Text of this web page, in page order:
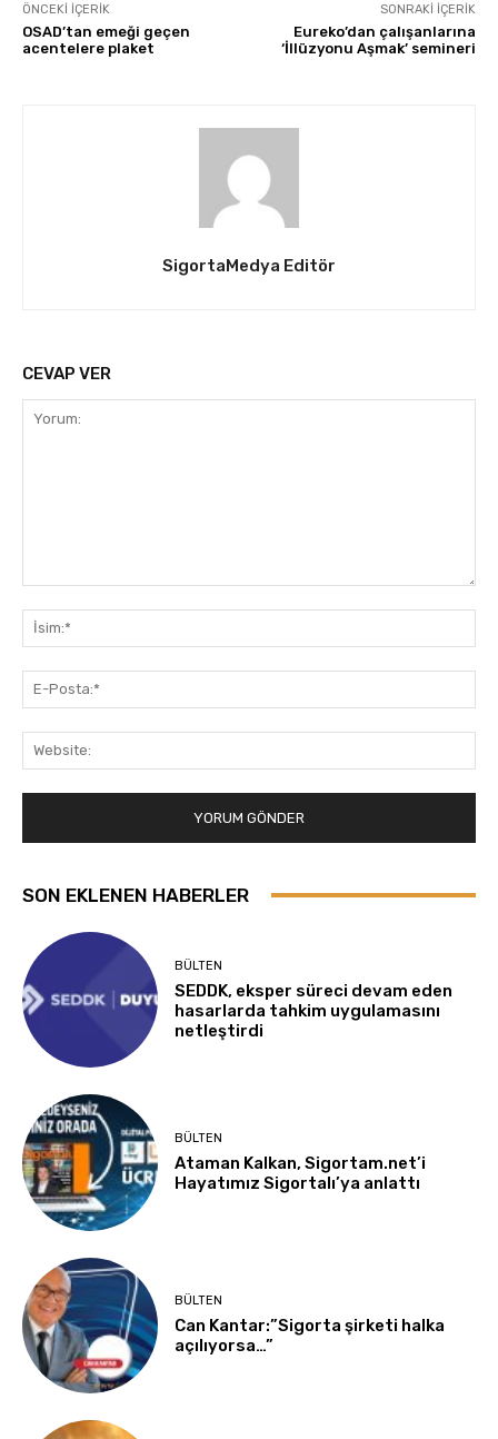
ÖNCEKI İÇERIK
OSAD’tan emeği geçen
acentelere plaket
SONRAKI İÇERIK
Eureko’dan çalışanlarına
‘İllüzyonu Aşmak’ semineri
SigortaMedya Editör
CEVAP VER
SON EKLENEN HABERLER
BÜLTEN
SEDDK, eksper süreci devam eden
hasarlarda tahkim uygulamasını
netleştirdi
BÜLTEN
Ataman Kalkan, Sigortam.net’i
Hayatımız Sigortalı’ya anlattı
BÜLTEN
Can Kantar:”Sigorta şirketi halka
açılıyorsa…”